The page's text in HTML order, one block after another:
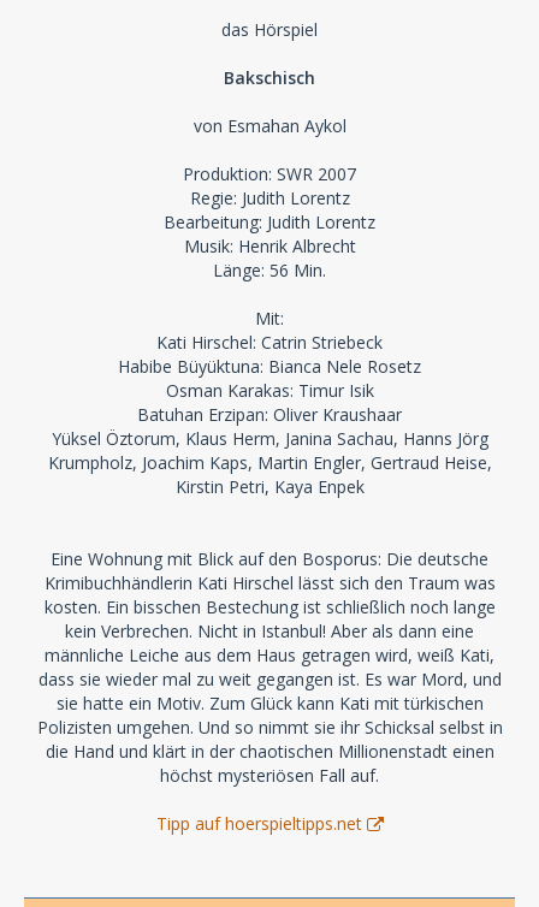
das Hörspiel
Bakschisch
von Esmahan Aykol
Produktion: SWR 2007
Regie: Judith Lorentz
Bearbeitung: Judith Lorentz
Musik: Henrik Albrecht
Länge: 56 Min.
Mit:
Kati Hirschel: Catrin Striebeck
Habibe Büyüktuna: Bianca Nele Rosetz
Osman Karakas: Timur Isik
Batuhan Erzipan: Oliver Kraushaar
Yüksel Öztorum, Klaus Herm, Janina Sachau, Hanns Jörg
Krumpholz, Joachim Kaps, Martin Engler, Gertraud Heise,
Kirstin Petri, Kaya Enpek
Eine Wohnung mit Blick auf den Bosporus: Die deutsche
Krimibuchhändlerin Kati Hirschel lässt sich den Traum was
kosten. Ein bisschen Bestechung ist schließlich noch lange
kein Verbrechen. Nicht in Istanbul! Aber als dann eine
männliche Leiche aus dem Haus getragen wird, weiß Kati,
dass sie wieder mal zu weit gegangen ist. Es war Mord, und
sie hatte ein Motiv. Zum Glück kann Kati mit türkischen
Polizisten umgehen. Und so nimmt sie ihr Schicksal selbst in
die Hand und klärt in der chaotischen Millionenstadt einen
höchst mysteriösen Fall auf.
Tipp auf hoerspieltipps.net